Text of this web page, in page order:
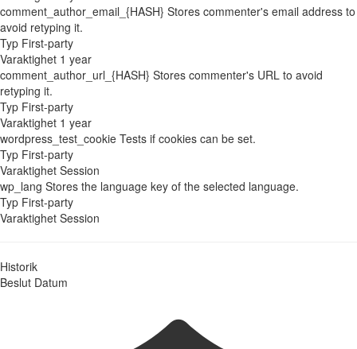
comment_author_email_{HASH} Stores commenter's email address to
avoid retyping it.
Typ First-party
Varaktighet 1 year
comment_author_url_{HASH} Stores commenter's URL to avoid
retyping it.
Typ First-party
Varaktighet 1 year
wordpress_test_cookie Tests if cookies can be set.
Typ First-party
Varaktighet Session
wp_lang Stores the language key of the selected language.
Typ First-party
Varaktighet Session
Historik
Beslut Datum